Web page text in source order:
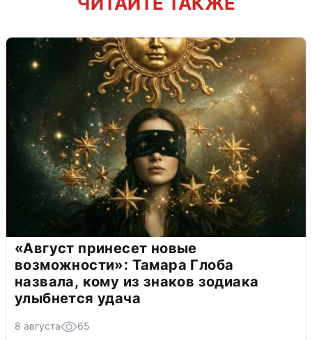
«Август принесет новые
возможности»: Тамара Глоба
назвала, кому из знаков зодиака
улыбнется удача
8 августа 65